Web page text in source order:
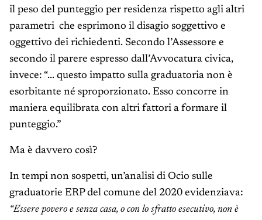
il peso del punteggio per residenza rispetto agli altri
parametri che esprimono il disagio soggettivo e
oggettivo dei richiedenti. Secondo l’Assessore e
secondo il parere espresso dall’Avvocatura civica,
invece: “... questo impatto sulla graduatoria non è
esorbitante né sproporzionato. Esso concorre in
maniera equilibrata con altri fattori a formare il
punteggio.”
Ma è davvero così?
In tempi non sospetti, un’analisi di Ocio sulle
graduatorie ERP del comune del 2020 evidenziava:
“Essere povero e senza casa, o con lo sfratto esecutivo, non è